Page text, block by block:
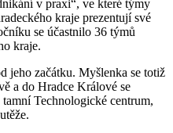
v praxi“, ve které týmy
kraje prezentují své
se účastnilo 36 týmů
kraje.
jeho začátku. Myšlenka se totiž
a do Hradce Králové se
Technologické centrum,